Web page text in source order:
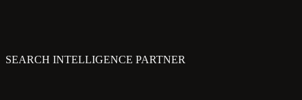
SEARCH INTELLIGENCE PARTNER